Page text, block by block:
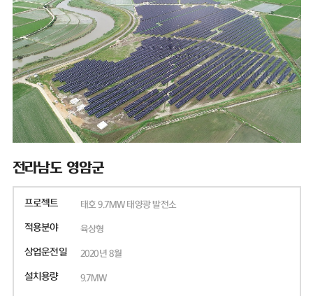
전라남도 영암군
프로젝트 태호 9.7MW 태양광 발전소
적용분야 육상형
상업운전일 2020년 8월
설치용량 9.7MW